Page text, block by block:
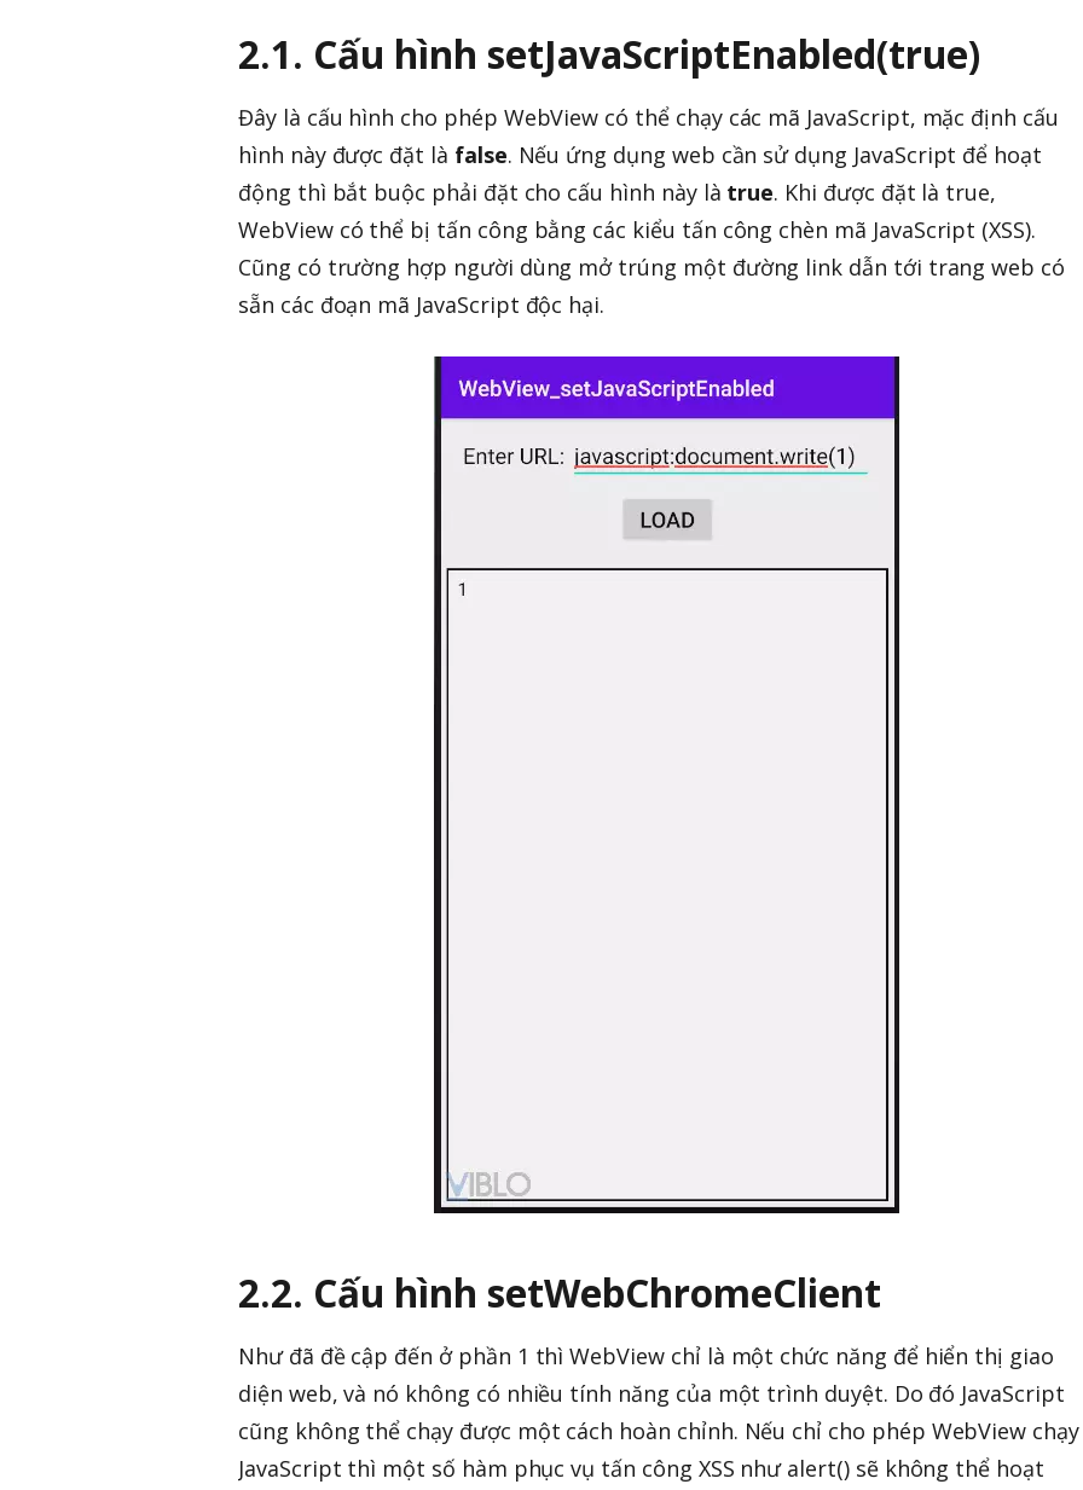
2.1. Cấu hình setJavaScriptEnabled(true)
Đây là cấu hình cho phép WebView có thể chạy các mã JavaScript, mặc định cấu
hình này được đặt là false. Nếu ứng dụng web cần sử dụng JavaScript để hoạt
động thì bắt buộc phải đặt cho cấu hình này là true. Khi được đặt là true,
WebView có thể bị tấn công bằng các kiểu tấn công chèn mã JavaScript (XSS).
Cũng có trường hợp người dùng mở trúng một đường link dẫn tới trang web có
sẵn các đoạn mã JavaScript độc hại.
2.2. Cấu hình setWebChromeClient
Như đã đề cập đến ở phần 1 thì WebView chỉ là một chức năng để hiển thị giao
diện web, và nó không có nhiều tính năng của một trình duyệt. Do đó JavaScript
cũng không thể chạy được một cách hoàn chỉnh. Nếu chỉ cho phép WebView chạy
JavaScript thì một số hàm phục vụ tấn công XSS như alert() sẽ không thể hoạt